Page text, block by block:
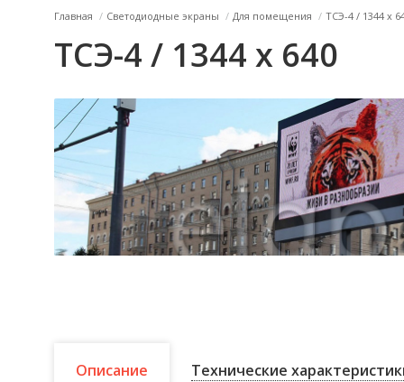
Главная / Светодиодные экраны / Для помещения / ТСЭ-4 / 1344 x
ТСЭ-4 / 1344 x 640
Описание Технические